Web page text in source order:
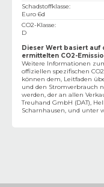
Schadstoffklasse:
Euro 6d
CO2-Klasse:
D
Dieser Wert basiert auf
ermittelten CO2-
Weitere Informationen
offiziellen spezifischen
können dem‚ Leitfaden
und den Stromverbrauch
werden, der an allen
Treuhand GmbH (DAT),
Scharnhausen, und unter